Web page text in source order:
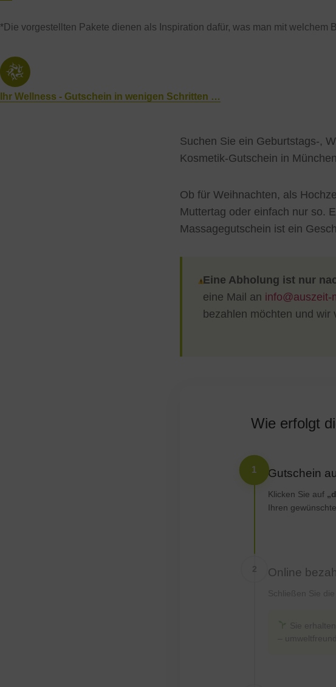
*Die vorgestellten Pakete dienen als Inspiration dafür, was man mit
Ihr Wellness - Gutschein in wenigen Schritten …
Suchen Sie ein Geburtstags-,
Kosmetik-Gutschein in
Ob für Weihnachten, als
Muttertag oder einfach nur so.
Massagegutschein ist ein
Eine Abholung ist nur
eine Mail an info@auszeit-
bezahlen möchten und wir
Wie erfolgt
1 Gutschein
Klicken Sie auf
Ihren
Online